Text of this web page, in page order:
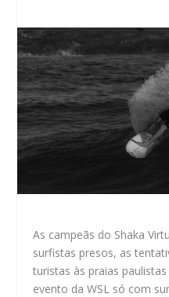
As campeãs do Shaka
surfistas presos, as
turistas às praias
evento da WSL só com